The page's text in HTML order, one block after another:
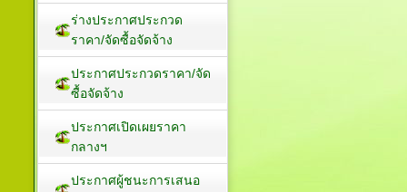
ร่างประกาศประกวด
ราคา/จัดซื้อจัดจ้าง
ประกาศประกวดราคา/จัด
ซื้อจัดจ้าง
ประกาศเปิดเผยราคา
กลางฯ
ประกาศผู้ชนะการเสนอ